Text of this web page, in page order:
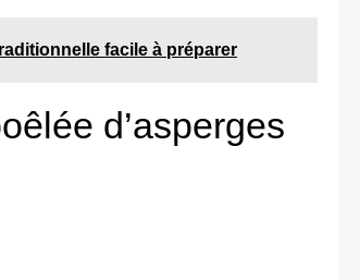
facile à préparer
d’asperges